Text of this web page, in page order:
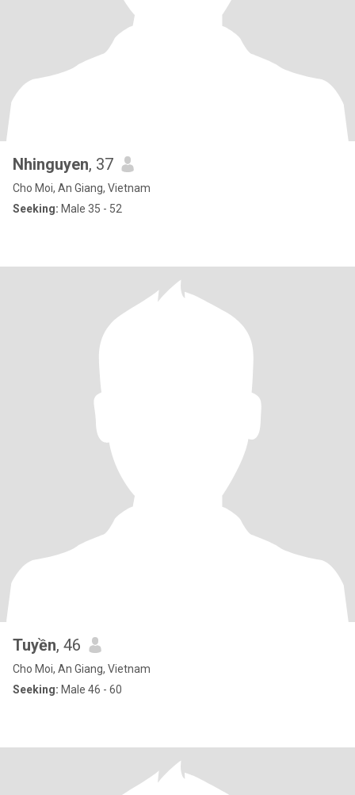
Nhinguyen, 37
Cho Moi, An Giang, Vietnam
Seeking: Male 35 - 52
Tuyền, 46
Cho Moi, An Giang, Vietnam
Seeking: Male 46 - 60